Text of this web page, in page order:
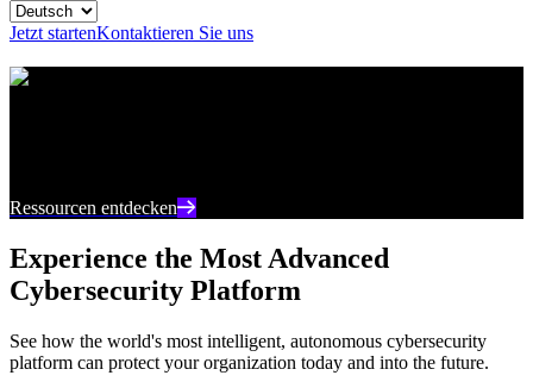
Jetzt startenKontaktieren Sie uns
Ressourcencenter
Ressourcen entdecken
Experience the Most Advanced
Cybersecurity Platform
See how the world's most intelligent, autonomous cybersecurity
platform can protect your organization today and into the future.